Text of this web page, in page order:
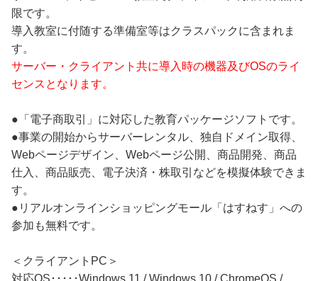
限です。
導入教室に付随する準備室等はクラスパックに含まれま
す。
サーバー・クライアント共に導入時の機器及びOSのライ
センスとなります。
●「電子商取引」に対応した教育パッケージソフトです。
●事業の開始からサーバーレンタル、独自ドメイン取得、
Webページデザイン、Webページ公開、商品開発、商品
仕入、商品販売、電子決済・株取引などを模擬体験できま
す。
●リアルオンラインショッピングモール「はすねす」への
参加も無料です。
＜クライアントPC＞
対応OS･････Windows 11 / Windows 10 / ChromeOS /